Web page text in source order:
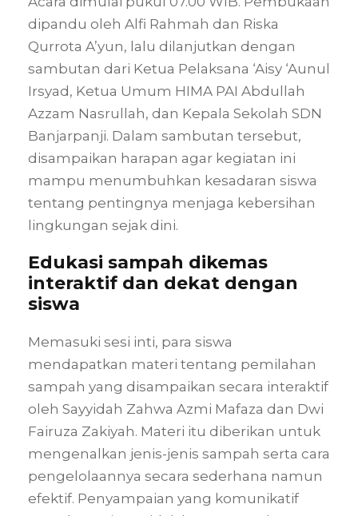
dipandu oleh Alfi Rahmah dan Riska
Qurrota A’yun, lalu dilanjutkan dengan
sambutan dari Ketua Pelaksana ‘Aisy ‘Aunul
Irsyad, Ketua Umum HIMA PAI Abdullah
Azzam Nasrullah, dan Kepala Sekolah SDN
Banjarpanji. Dalam sambutan tersebut,
disampaikan harapan agar kegiatan ini
mampu menumbuhkan kesadaran siswa
tentang pentingnya menjaga kebersihan
lingkungan sejak dini.
Edukasi sampah dikemas
interaktif dan dekat dengan
siswa
Memasuki sesi inti, para siswa
mendapatkan materi tentang pemilahan
sampah yang disampaikan secara interaktif
oleh Sayyidah Zahwa Azmi Mafaza dan Dwi
Fairuza Zakiyah. Materi itu diberikan untuk
mengenalkan jenis-jenis sampah serta cara
pengelolaannya secara sederhana namun
efektif. Penyampaian yang komunikatif